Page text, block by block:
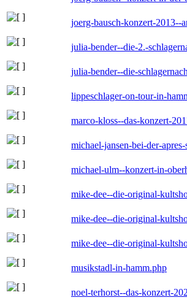
joerg-bausch-konzert-2013--
julia-bender--die-2.-
julia-bender--die-
lippeschlager-on-tour-in-
marco-kloss--das-konzert-
michael-jansen-bei-der-
michael-ulm--konzert-in-
mike-dee--die-original-
mike-dee--die-original-
mike-dee--die-original-
musikstadl-in-hamm.php
noel-terhorst--das-konzert-